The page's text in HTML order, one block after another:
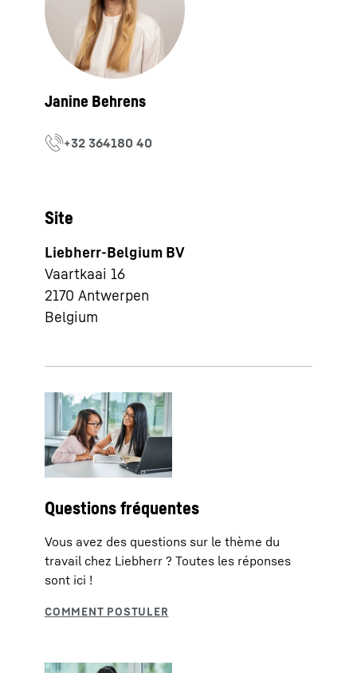
Site
Liebherr-Belgium BV
Vaartkaai 16
2170 Antwerpen
Belgium
Questions fréquentes
Vous avez des questions sur le thème du
travail chez Liebherr ? Toutes les réponses
sont ici !